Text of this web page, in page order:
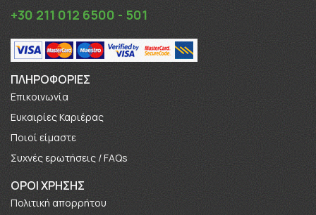
+30 211 012 6500 - 501
ΠΛΗΡΟΦΟΡΊΕΣ
Επικοινωνία
Ευκαιρίες Καριέρας
Πoιοί είμαστε
Συχνές ερωτήσεις / FAQs
ΟΡΟΙ ΧΡΗΣΗΣ
Πολιτική απορρήτου